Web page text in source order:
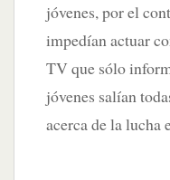
jóvenes, por el
impedían actuar
TV que sólo
jóvenes salían
acerca de la lucha